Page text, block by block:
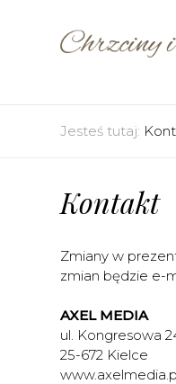
Jesteś tutaj:
Kontakt
Zmiany w
zmian będzie e-
AXEL MEDIA
ul. Kongresowa
25-672 Kielce